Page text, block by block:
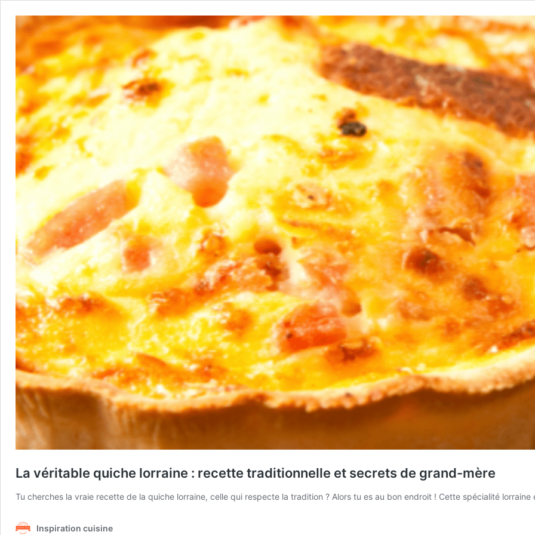
La véritable quiche lorraine : recette traditionnelle et secrets de grand-mère
Tu cherches la vraie recette de la quiche lorraine, celle qui respecte la tradition ? Alors tu es au bon endroit ! Cette spécialité
Inspiration cuisine